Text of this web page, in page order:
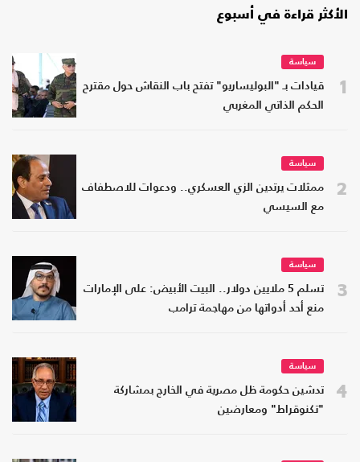
الأكثر قراءة في أسبوع
1
سياسة
قيادات بـ "البوليساريو" تفتح باب النقاش حول مقترح
الحكم الذاتي المغربي
2
سياسة
ممثلات يرتدين الزي العسكري.. ودعوات للاصطفاف
مع السيسي
3
سياسة
تسلم 5 ملايين دولار.. البيت الأبيض: على الإمارات
منع أحد أدواتها من مهاجمة ترامب
4
سياسة
تدشين حكومة ظل مصرية في الخارج بمشاركة
"تكنوقراط" ومعارضين